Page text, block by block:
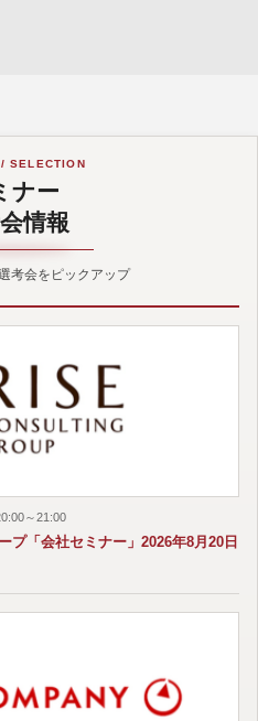
SELECTION
ナー
情報
考会をピックアップ
～21:00
プ「会社セミナー」2026年8月20日